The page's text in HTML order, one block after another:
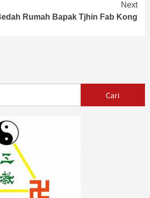
Next
Rumah Bapak Tjhin Fab Kong